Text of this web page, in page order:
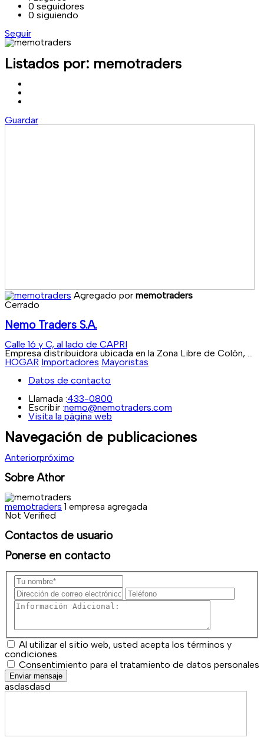
0 seguidores
0 siguiendo
Seguir
Listados por: memotraders
Guardar
Agregado por memotraders
Cerrado
Nemo Traders S.A.
Calle 16 y C, al lado de CAPRI
Empresa distribuidora ubicada en la Zona Libre de Colón, ...
HOGAR Importadores Mayoristas
Datos de contacto
Llamada :433-0800
Escribir :nemo@nemotraders.com
Visita la página web
Navegación de publicaciones
Anteriorpróximo
Sobre Athor
memotraders 1 empresa agregada
Not Verified
Contactos de usuario
Ponerse en contacto
Al utilizar el sitio web, usted acepta los términos y
condiciones.
Consentimiento para el tratamiento de datos personales
Enviar mensaje
asdasdasd